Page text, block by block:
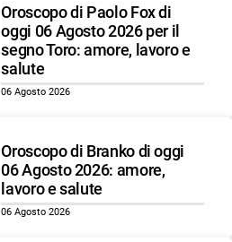
Oroscopo di Paolo Fox di
oggi 06 Agosto 2026 per il
segno Toro: amore, lavoro e
salute
06 Agosto 2026
Oroscopo di Branko di oggi
06 Agosto 2026: amore,
lavoro e salute
06 Agosto 2026